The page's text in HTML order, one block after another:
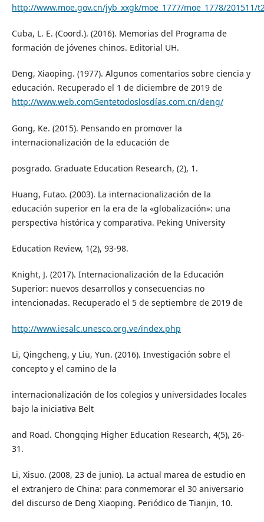
http://www.moe.gov.cn/jyb_xxgk/moe_1777/moe_1778/201511/
Cuba, L. E. (Coord.). (2016). Memorias del Programa de
formación de jóvenes chinos. Editorial UH.
Deng, Xiaoping. (1977). Algunos comentarios sobre ciencia y
educación. Recuperado el 1 de diciembre de 2019 de
http://www.web.comGentetodoslosdías.com.cn/deng/
Gong, Ke. (2015). Pensando en promover la
internacionalización de la educación de
posgrado. Graduate Education Research, (2), 1.
Huang, Futao. (2003). La internacionalización de la
educación superior en la era de la «globalización»: una
perspectiva histórica y comparativa. Peking University
Education Review, 1(2), 93-98.
Knight, J. (2017). Internacionalización de la Educación
Superior: nuevos desarrollos y consecuencias no
intencionadas. Recuperado el 5 de septiembre de 2019 de
http://www.iesalc.unesco.org.ve/index.php
Li, Qingcheng, y Liu, Yun. (2016). Investigación sobre el
concepto y el camino de la
internacionalización de los colegios y universidades locales
bajo la iniciativa Belt
and Road. Chongqing Higher Education Research, 4(5), 26-
31.
Li, Xisuo. (2008, 23 de junio). La actual marea de estudio en
el extranjero de China: para conmemorar el 30 aniversario
del discurso de Deng Xiaoping. Periódico de Tianjin, 10.